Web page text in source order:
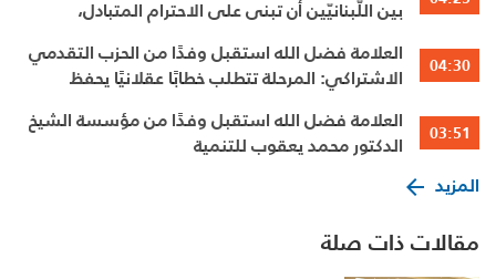
بين اللّبنانيّين أن تبنى على الاحترام المتبادل،
04:30
العلامة فضل الله استقبل وفدًا من الحزب التقدمي
الاشتراكي: المرحلة تتطلب خطابًا عقلانيًا يحفظ
03:51
العلامة فضل الله استقبل وفدًا من مؤسسة الشيخ
الدكتور محمد يعقوب للتنمية
المزيد
مقالات ذات صلة